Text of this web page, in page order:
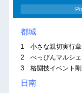
都城
1 小さな親切実行章
2 べっぴんマルシェ
3 格闘技イベント剛
日南